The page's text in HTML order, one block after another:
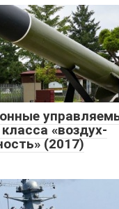
«воздух-
(2017)